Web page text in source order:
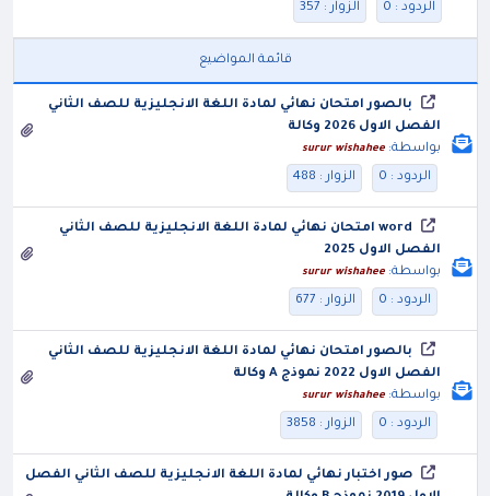
الردود : 0 الزوار : 357
قائمة المواضيع
بالصور امتحان نهائي لمادة اللغة الانجليزية للصف الثاني
الفصل الاول 2026 وكالة
بواسطة:surur wishahee
الردود : 0 الزوار : 488
word امتحان نهائي لمادة اللغة الانجليزية للصف الثاني
الفصل الاول 2025
بواسطة:surur wishahee
الردود : 0 الزوار : 677
بالصور امتحان نهائي لمادة اللغة الانجليزية للصف الثاني
الفصل الاول 2022 نموذج A وكالة
بواسطة:surur wishahee
الردود : 0 الزوار : 3858
صور اختبار نهائي لمادة اللغة الانجليزية للصف الثاني الفصل